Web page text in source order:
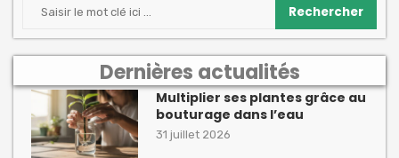
Rechercher
Dernières actualités
Multiplier ses plantes grâce au
bouturage dans l’eau
31 juillet 2026